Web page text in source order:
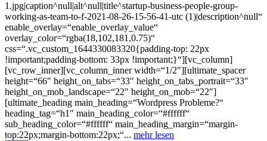
1.jpg|caption^null|alt^null|title^startup-business-people-group-
working-as-team-to-f-2021-08-26-15-56-41-utc (1)|description^null“
enable_overlay=“enable_overlay_value“
overlay_color=“rgba(18,102,181,0.75)“
css=“.vc_custom_1644330083320{padding-top: 22px
!important;padding-bottom: 33px !important;}“][vc_column]
[vc_row_inner][vc_column_inner width=“1/2″][ultimate_spacer
height=“66″ height_on_tabs=“33″ height_on_tabs_portrait=“33″
height_on_mob_landscape=“22″ height_on_mob=“22″]
[ultimate_heading main_heading=“Wordpress Probleme?“
heading_tag=“h1″ main_heading_color=“#ffffff“
sub_heading_color=“#ffffff“ main_heading_margin=“margin-
top:22px;margin-bottom:22px;“... mehr lesen